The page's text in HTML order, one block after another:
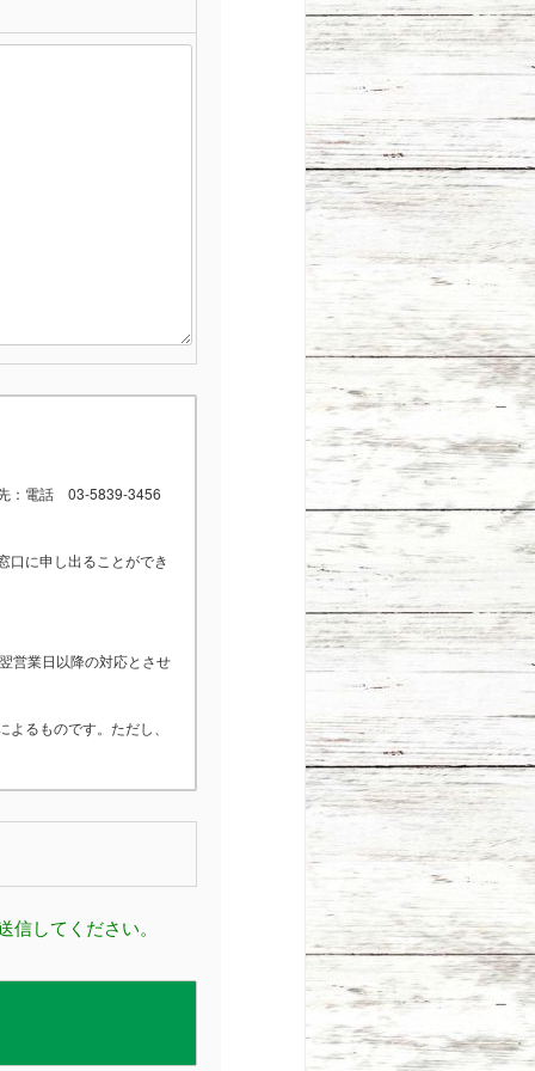
：電話 03-5839-3456
口に申し出ることができ
営業日以降の対応とさせ
るものです。ただし、
信してください。